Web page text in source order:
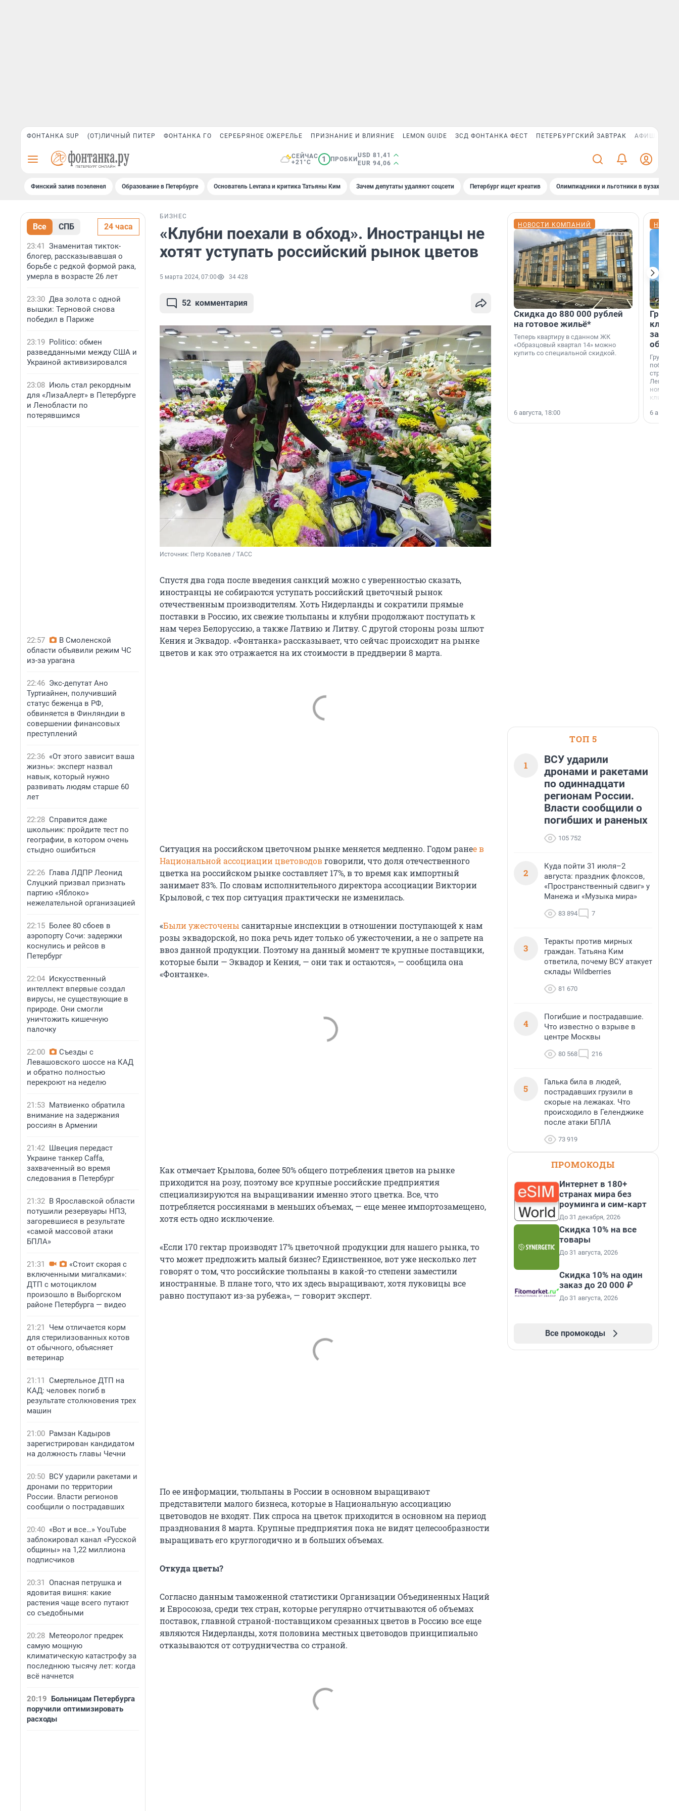
ФОНТАНКА SUP (ОТ)ЛИЧНЫЙ ПИТЕР ФОНТАНКА ГО СЕРЕБРЯНОЕ ОЖЕРЕЛЬЕ ПРИЗНАНИЕ И ВЛИЯНИЕ LEMON GUIDE ЗСД ФОНТАНКА ФЕСТ ПЕТЕРБУРГСКИЙ ЗАВТРАК АФИША PLUS
СЕЙЧАС
+21°C
1 ПРОБКИ
USD 81,41
EUR 94,06
Финский залив позеленел Образование в Петербурге Основатель Levrana и критика Татьяны Ким Зачем депутаты удаляют соцсети Петербург ищет креатив Олимпиадники и льготники в вузах СПб
Все СПБ 24 часа
23:41 Знаменитая тикток-
блогер, рассказывавшая о
борьбе с редкой формой рака,
умерла в возрасте 26 лет
23:30 Два золота с одной
вышки: Терновой снова
победил в Париже
23:19 Politico: обмен
разведданными между США и
Украиной активизировался
23:08 Июль стал рекордным
для «ЛизаАлерт» в Петербурге
и Ленобласти по
потерявшимся
22:57
В Смоленской
области объявили режим ЧС
из-за урагана
22:46 Экс-депутат Ано
Туртиайнен, получивший
статус беженца в РФ,
обвиняется в Финляндии в
совершении финансовых
преступлений
22:36 «От этого зависит ваша
жизнь»: эксперт назвал
навык, который нужно
развивать людям старше 60
лет
22:28 Справится даже
школьник: пройдите тест по
географии, в котором очень
стыдно ошибиться
22:26 Глава ЛДПР Леонид
Слуцкий призвал признать
партию «Яблоко»
нежелательной организацией
22:15 Более 80 сбоев в
аэропорту Сочи: задержки
коснулись и рейсов в
Петербург
22:04 Искусственный
интеллект впервые создал
вирусы, не существующие в
природе. Они смогли
уничтожить кишечную
палочку
22:00
Съезды с
Левашовского шоссе на КАД
и обратно полностью
перекроют на неделю
21:53 Матвиенко обратила
внимание на задержания
россиян в Армении
21:42 Швеция передаст
Украине танкер Caffa,
захваченный во время
следования в Петербург
21:32 В Ярославской области
потушили резервуары НПЗ,
загоревшиеся в результате
«самой массовой атаки
БПЛА»
21:31
«Стоит скорая с
включенными мигалками»:
ДТП с мотоциклом
произошло в Выборгском
районе Петербурга — видео
21:21
Чем отличается корм
для стерилизованных котов
от обычного, объясняет
ветеринар
21:11 Смертельное ДТП на
КАД: человек погиб в
результате столкновения трех
машин
21:00 Рамзан Кадыров
зарегистрирован кандидатом
на должность главы Чечни
20:50 ВСУ ударили ракетами и
дронами по территории
России. Власти регионов
сообщили о пострадавших
20:40 «Вот и все…» YouTube
заблокировал канал «Русской
общины» на 1,22 миллиона
подписчиков
20:31 Опасная петрушка и
ядовитая вишня: какие
растения чаще всего путают
со съедобными
20:28 Метеоролог предрек
самую мощную
климатическую катастрофу за
последнюю тысячу лет: когда
всё начнется
20:19 Больницам Петербурга
поручили оптимизировать
расходы
БИЗНЕС
«Клубни поехали в обход». Иностранцы не
хотят уступать российский рынок цветов
5 марта 2024, 07:00 34 428
52 комментария
Источник: Петр Ковалев / ТАСС
Спустя два года после введения санкций можно с уверенностью сказать,
иностранцы не собираются уступать российский цветочный рынок
отечественным производителям. Хоть Нидерланды и сократили прямые
поставки в Россию, их свежие тюльпаны и клубни продолжают поступать к
нам через Белоруссию, а также Латвию и Литву. С другой стороны розы шлют
Кения и Эквадор. «Фонтанка» рассказывает, что сейчас происходит на рынке
цветов и как это отражается на их стоимости в преддверии 8 марта.
Ситуация на российском цветочном рынке меняется медленно. Годом ранее в
Национальной ассоциации цветоводовговорили, что доля отечественного
цветка на российском рынке составляет 17%, в то время как импортный
занимает 83%. По словам исполнительного директора ассоциации Виктории
Крыловой, с тех пор ситуация практически не изменилась.
«Были ужесточены санитарные инспекции в отношении поступающей к нам
розы эквадорской, но пока речь идет только об ужесточении, а не о запрете на
ввоз данной продукции. Поэтому на данный момент те крупные поставщики,
которые были — Эквадор и Кения, — они так и остаются», — сообщила она
«Фонтанке».
Как отмечает Крылова, более 50% общего потребления цветов на рынке
приходится на розу, поэтому все крупные российские предприятия
специализируются на выращивании именно этого цветка. Все, что
потребляется россиянами в меньших объемах, — еще менее импортозамещено,
хотя есть одно исключение.
«Если 170 гектар производят 17% цветочной продукции для нашего рынка, то
что может предложить малый бизнес? Единственное, вот уже несколько лет
говорят о том, что российские тюльпаны в какой-то степени заместили
иностранные. В плане того, что их здесь выращивают, хотя луковицы все
равно поступают из-за рубежа», — говорит эксперт.
По ее информации, тюльпаны в России в основном выращивают
представители малого бизнеса, которые в Национальную ассоциацию
цветоводов не входят. Пик спроса на цветок приходится в основном на период
празднования 8 марта. Крупные предприятия пока не видят целесообразности
выращивать его круглогодично и в больших объемах.
Откуда цветы?
Согласно данным таможенной статистики Организации Объединенных Наций
и Евросоюза, среди тех стран, которые регулярно отчитываются об объемах
поставок, главной страной-поставщиком срезанных цветов в Россию все еще
являются Нидерланды, хотя половина местных цветоводов принципиально
отказываются от сотрудничества со страной.
НОВОСТИ КОМПАНИЙ
Скидка до 880 000 рублей
на готовое жильё*
Теперь квартиру в сданном ЖК
«Образцовый квартал 14» можно
купить со специальной скидкой.
6 августа, 18:00
Группа
области».
6
ТОП 5
1
ВСУ ударили
дронами и ракетами
по одиннадцати
регионам России.
Власти сообщили о
погибших и раненых
105 752
2
Куда пойти 31 июля–2
августа: праздник флоксов,
«Пространственный сдвиг» у
Манежа и «Музыка мира»
83 894 7
3
Теракты против мирных
граждан. Татьяна Ким
ответила, почему ВСУ атакует
склады Wildberries
81 670
4
Погибшие и пострадавшие.
Что известно о взрыве в
центре Москвы
80 568 216
5
Галька била в людей,
пострадавших грузили в
скорые на лежаках. Что
происходило в Геленджике
после атаки БПЛА
73 919
ПРОМОКОДЫ
Интернет в 180+
странах мира без
роуминга и сим-карт
До 31 декабря, 2026
Скидка 10% на все
товары
До 31 августа, 2026
Скидка 10% на один
заказ до 20 000 ₽
До 31 августа, 2026
Все промокоды